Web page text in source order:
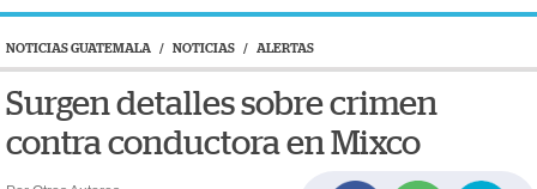
NOTICIAS GUATEMALA / NOTICIAS / ALERTAS
Surgen detalles sobre crimen
contra conductora en Mixco